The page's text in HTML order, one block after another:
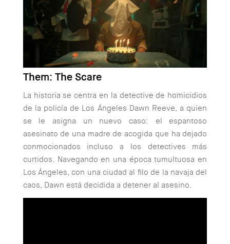
Them: The Scare
La historia se centra en la detective de homicidios
de la policía de Los Ángeles Dawn Reeve, a quien
se le asigna un nuevo caso: el espantoso
asesinato de una madre de acogida que ha dejado
conmocionados incluso a los detectives más
curtidos. Navegando en una época tumultuosa en
Los Ángeles, con una ciudad al filo de la navaja del
caos, Dawn está decidida a detener al asesino.